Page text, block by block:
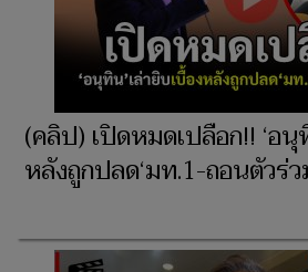
(คลิป) เปิดหมดเปลือก!! ‘อนุ
หลังถูกปลด‘มท.1-ถอนตัวร่ว